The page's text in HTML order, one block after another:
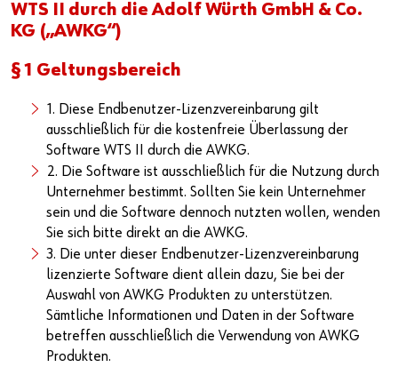
WTS II durch die Adolf Würth GmbH & Co.
KG („AWKG“)
§ 1 Geltungsbereich
1. Diese Endbenutzer-Lizenzvereinbarung gilt
ausschließlich für die kostenfreie Überlassung der
Software WTS II durch die AWKG.
2. Die Software ist ausschließlich für die Nutzung durch
Unternehmer bestimmt. Sollten Sie kein Unternehmer
sein und die Software dennoch nutzten wollen, wenden
Sie sich bitte direkt an die AWKG.
3. Die unter dieser Endbenutzer-Lizenzvereinbarung
lizenzierte Software dient allein dazu, Sie bei der
Auswahl von AWKG Produkten zu unterstützen.
Sämtliche Informationen und Daten in der Software
betreffen ausschließlich die Verwendung von AWKG
Produkten.